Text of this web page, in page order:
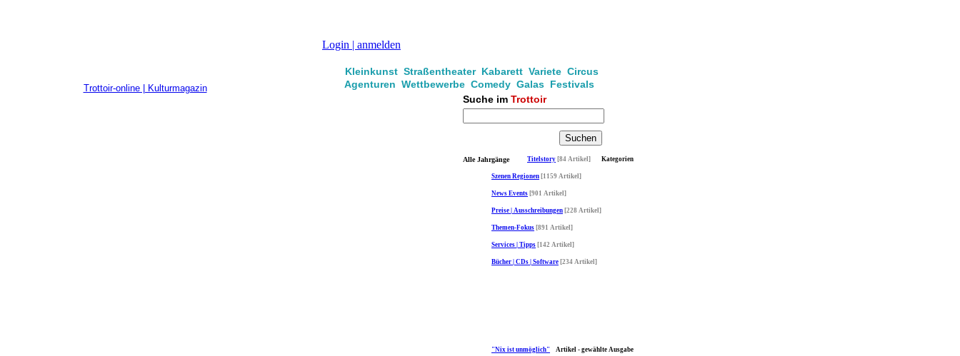
Login | anmelden
Kleinkunst Straßentheater Kabarett Variete Circus
Agenturen Wettbewerbe Comedy Galas Festivals
Trottoir-online | Kulturmagazin
Suche im Trottoir
Kategorien
Alle Jahrgänge Titelstory [84 Artikel]
Szenen Regionen [1159 Artikel]
News Events [901 Artikel]
Preise | Ausschreibungen [228 Artikel]
Themen-Fokus [891 Artikel]
Services | Tipps [142 Artikel]
Bücher | CDs | Software [234 Artikel]
Artikel - gewählte Ausgabe
"Nix ist unmöglich"